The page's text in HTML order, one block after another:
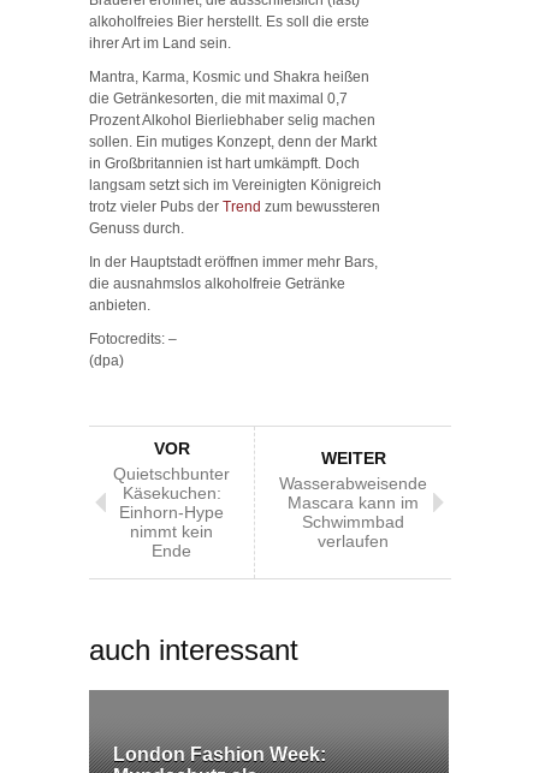
alkoholfreies Bier herstellt. Es soll die erste
ihrer Art im Land sein.
Mantra, Karma, Kosmic und Shakra heißen
die Getränkesorten, die mit maximal 0,7
Prozent Alkohol Bierliebhaber selig machen
sollen. Ein mutiges Konzept, denn der Markt
in Großbritannien ist hart umkämpft. Doch
langsam setzt sich im Vereinigten Königreich
trotz vieler Pubs der Trend zum bewussteren
Genuss durch.
In der Hauptstadt eröffnen immer mehr Bars,
die ausnahmslos alkoholfreie Getränke
anbieten.
Fotocredits: –
(dpa)
VOR
Quietschbunter
Käsekuchen:
Einhorn-Hype
nimmt kein
Ende
WEITER
Wasserabweisende
Mascara kann im
Schwimmbad
verlaufen
auch interessant
London Fashion Week: